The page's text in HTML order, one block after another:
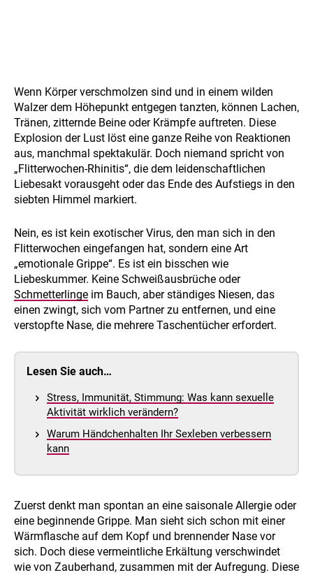
Wenn Körper verschmolzen sind und in einem wilden
Walzer dem Höhepunkt entgegen tanzten, können Lachen,
Tränen, zitternde Beine oder Krämpfe auftreten. Diese
Explosion der Lust löst eine ganze Reihe von Reaktionen
aus, manchmal spektakulär. Doch niemand spricht von
„Flitterwochen-Rhinitis“, die dem leidenschaftlichen
Liebesakt vorausgeht oder das Ende des Aufstiegs in den
siebten Himmel markiert.
Nein, es ist kein exotischer Virus, den man sich in den
Flitterwochen eingefangen hat, sondern eine Art
„emotionale Grippe“. Es ist ein bisschen wie
Liebeskummer. Keine Schweißausbrüche oder
Schmetterlinge im Bauch, aber ständiges Niesen, das
einen zwingt, sich vom Partner zu entfernen, und eine
verstopfte Nase, die mehrere Taschentücher erfordert.
Lesen Sie auch…
Stress, Immunität, Stimmung: Was kann sexuelle
Aktivität wirklich verändern?
Warum Händchenhalten Ihr Sexleben verbessern
kann
Zuerst denkt man spontan an eine saisonale Allergie oder
eine beginnende Grippe. Man sieht sich schon mit einer
Wärmflasche auf dem Kopf und brennender Nase vor
sich. Doch diese vermeintliche Erkältung verschwindet
wie von Zauberhand, zusammen mit der Aufregung. Diese